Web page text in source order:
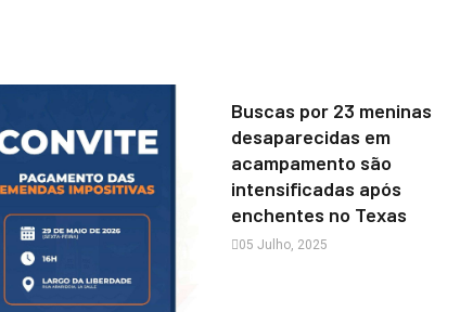
Buscas por 23 meninas
desaparecidas em
acampamento são
intensificadas após
enchentes no Texas
05 Julho, 2025